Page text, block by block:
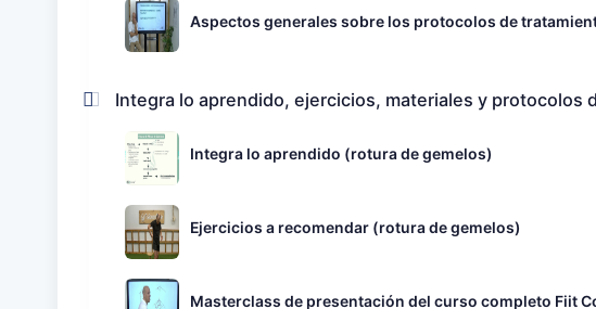
Aspectos generales sobre los protocolos de
Integra lo aprendido, ejercicios, materiales y protocolos
Integra lo aprendido (rotura de gemelos)
Ejercicios a recomendar (rotura de gemelos)
Masterclass de presentación del curso completo Fiit